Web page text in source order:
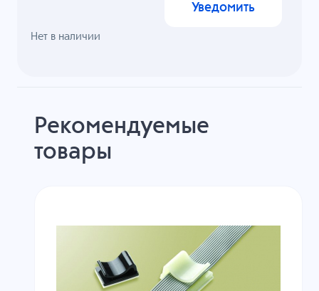
Нет в наличии
Уведомить
Рекомендуемые
товары